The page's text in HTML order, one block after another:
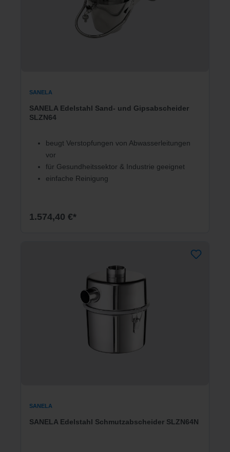
SANELA
SANELA Edelstahl Sand- und Gipsabscheider
SLZN64
beugt Verstopfungen von Abwasserleitungen
vor
für Gesundheitssektor & Industrie geeignet
einfache Reinigung
1.574,40 €*
SANELA
SANELA Edelstahl Schmutzabscheider SLZN64N